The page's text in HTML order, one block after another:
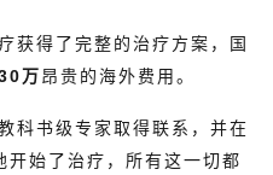
获得了完整的治疗方案，国
万昂贵的海外费用。
科书级专家取得联系，并在
开始了治疗，所有这一切都